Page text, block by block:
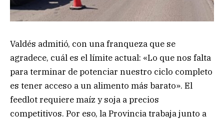
Valdés admitió, con una franqueza que se
agradece, cuál es el límite actual: «Lo que nos falta
para terminar de potenciar nuestro ciclo completo
es tener acceso a un alimento más barato». El
feedlot requiere maíz y soja a precios
competitivos. Por eso, la Provincia trabaja junto a